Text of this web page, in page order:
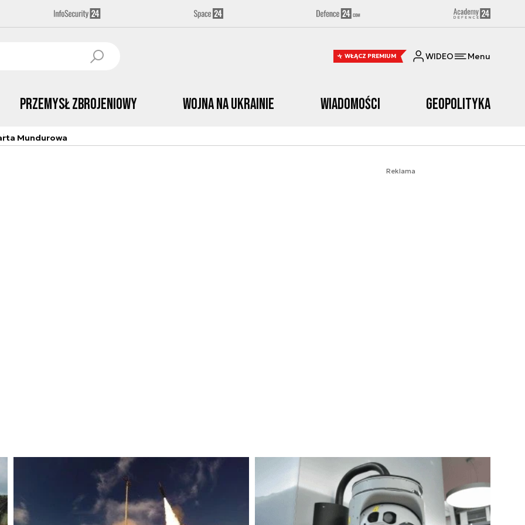
WŁĄCZ PREMIUM WIDEO Menu
Przemysł Zbrojeniowy Wojna na Ukrainie Wiadomości Geopolityka
Mundurowa
Reklama